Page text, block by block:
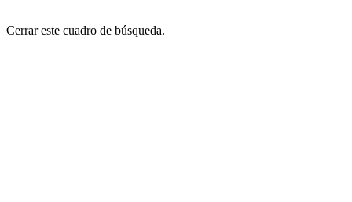
Cerrar este cuadro de búsqueda.